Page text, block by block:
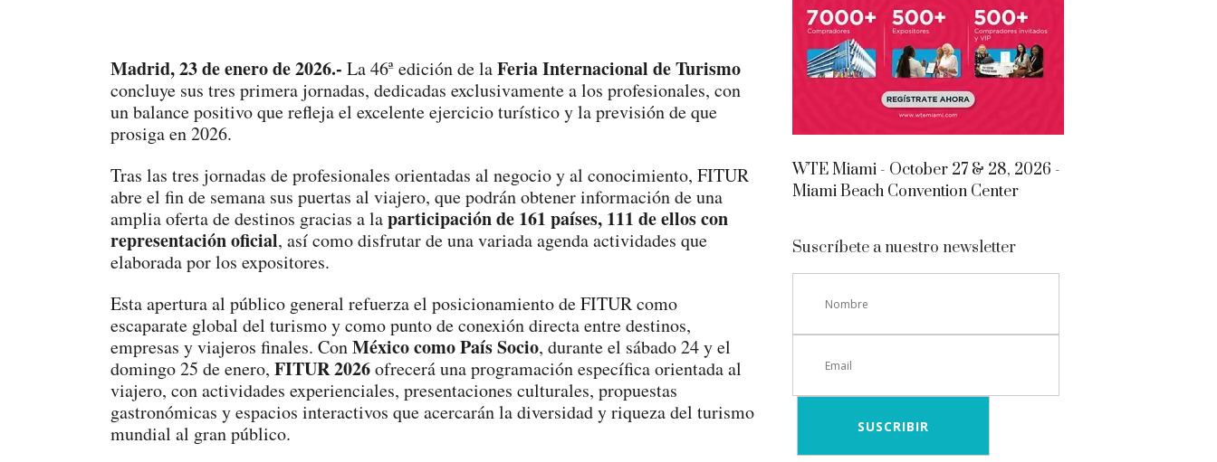
Madrid, 23 de enero de 2026.- La 46ª edición de laFeria Internacional de Turismo
concluye sus tres primera jornadas, dedicadas exclusivamente a los profesionales, con
un balance positivo que refleja el excelente ejercicio turístico y la previsión de que
prosiga en 2026.
Tras las tres jornadas de profesionales orientadas al negocio y al conocimiento, FITUR
abre el fin de semana sus puertas al viajero, que podrán obtener información de una
amplia oferta de destinos gracias a laparticipación de 161 países, 111 de ellos con
representación oficial, así como disfrutar de una variada agenda actividades que
elaborada por los expositores.
Esta apertura al público general refuerza el posicionamiento de FITUR como
escaparate global del turismo y como punto de conexión directa entre destinos,
empresas y viajeros finales. ConMéxico como País Socio, durante el sábado 24 y el
domingo 25 de enero, FITUR 2026ofrecerá una programación específica orientada al
viajero, con actividades experienciales, presentaciones culturales, propuestas
gastronómicas y espacios interactivos que acercarán la diversidad y riqueza del turismo
mundial al gran público.
WTE Miami - October 27 & 28, 2026 -
Miami Beach Convention Center
Suscríbete a nuestro newsletter